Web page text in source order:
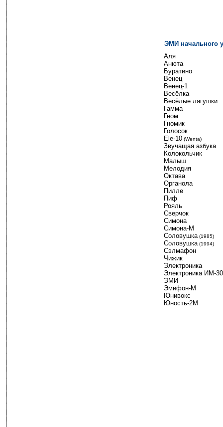
ЭМИ начального
Аля
Анюта
Буратино
Венец
Венец-1
Весёлка
Весёлые лягушки
Гамма
Гном
Гномик
Голосок
Ele-10- (Wenta)
Звучащая азбука
Колокольчик
Малыш
Мелодия
Октава
Органола
Пилле
Пиф
Рояль
Сверчок
Симона
Симона-М
Соловушка- (1985)
Соловушка- (1994)
Сэлмафон
Чижик
Электроника
Электроника ИМ-30
ЭМИ
Эмифон-М
Юнивокс
Юность-2М